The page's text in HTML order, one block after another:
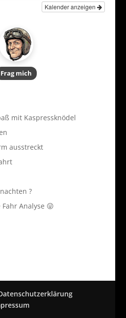
Kalender anzeigen
Frag mich
mit Kaspressknödel
ausstreckt
?
Fahr Analyse 😜